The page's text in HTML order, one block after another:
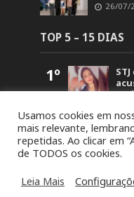
26/07/
TOP 5 – 15 DIAS
1º
2º
Usamos cookies em
mais relevante,
repetidas. Ao clicar em
de TODOS os cookies.
Leia Mais